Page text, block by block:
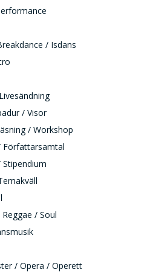
/ Isdans
/ Visor
/ Workshop
Stipendium
/ Soul
/ Opera / Operett